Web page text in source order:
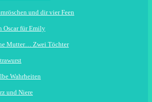
und dir vier Feen
Oscar für Emily
Mutter… Zwei Töchter
Wahrheiten
und Niere